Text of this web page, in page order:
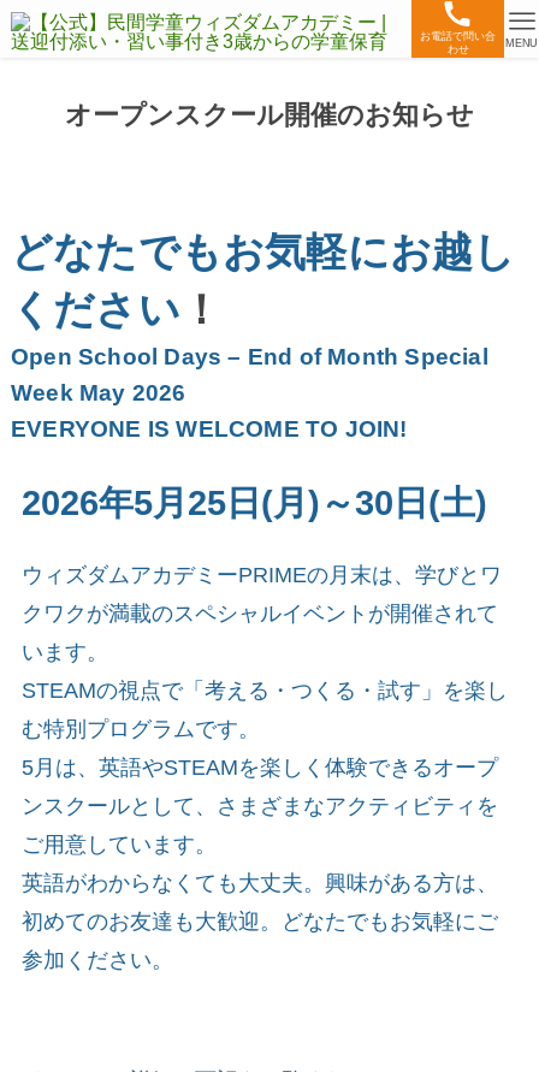
お電話で問い合
わせ
MENU
オープンスクール開催のお知らせ
どなたでもお気軽にお越し
ください ！
Open School Days – End of Month Special
Week May 2026
EVERYONE IS WELCOME TO JOIN!
2026年5月25日(月)～30日(土)
ウィズダムアカデミーPRIMEの月末は、学びとワ
クワクが満載のスペシャルイベントが開催されて
います。
STEAMの視点で「考える・つくる・試す」を楽し
む特別プログラムです。
5月は、英語やSTEAMを楽しく体験できるオープ
ンスクールとして、さまざまなアクティビティを
ご用意しています。
英語がわからなくても大丈夫。興味がある方は、
初めてのお友達も大歓迎。どなたでもお気軽にご
参加ください。